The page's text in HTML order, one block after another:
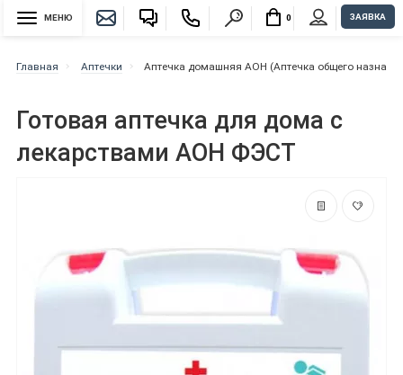
МЕНЮ 0 ЗАЯВКА
Главная Аптечки Аптечка домашняя АОН (Аптечка общего
Готовая аптечка для дома с
лекарствами АОН ФЭСТ